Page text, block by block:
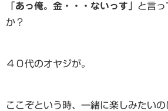
「あっ俺。金・・・ないっす」 と言っ
か？
４０代のオヤジが。
ここぞという時、一緒に楽しみたい